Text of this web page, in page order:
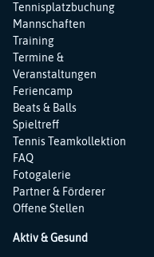
Tennisplatzbuchung
Mannschaften
Training
Termine &
Veranstaltungen
Feriencamp
Beats & Balls
Spieltreff
Tennis Teamkollektion
FAQ
Fotogalerie
Partner & Förderer
Offene Stellen
Aktiv & Gesund